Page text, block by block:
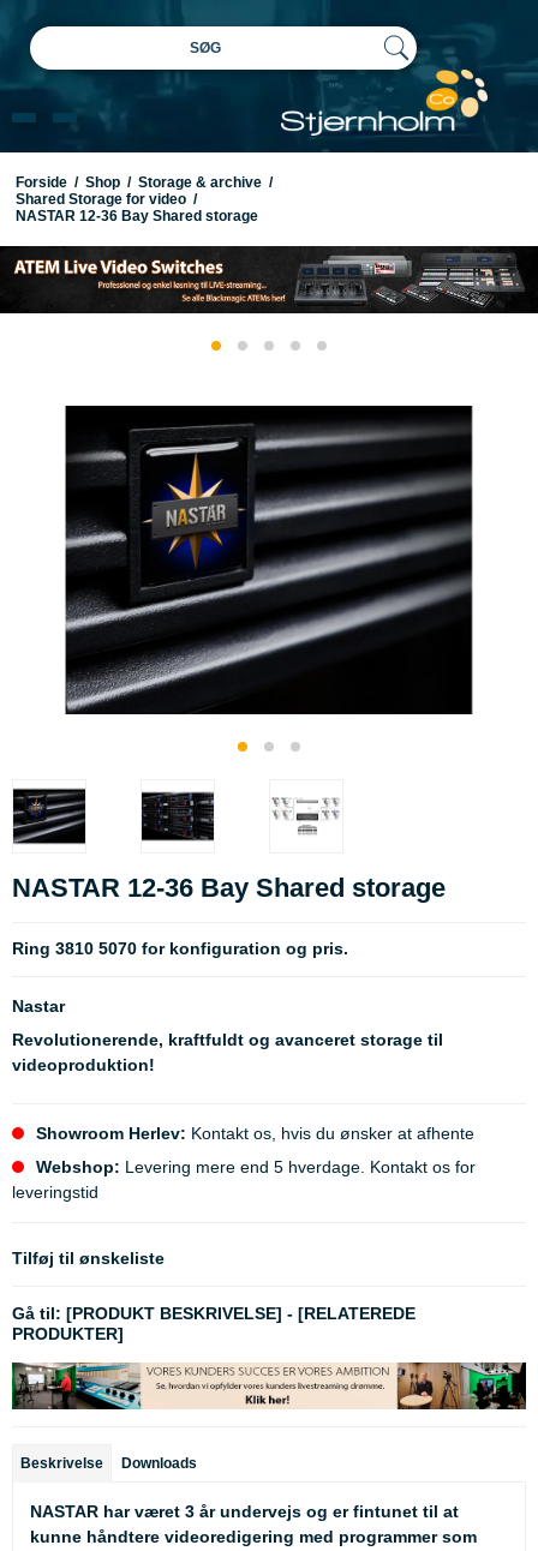
SØG
Forside / Shop / Storage & archive /
Shared Storage for video /
NASTAR 12-36 Bay Shared storage
NASTAR 12-36 Bay Shared storage
Ring 3810 5070 for konfiguration og pris.
Nastar
Revolutionerende, kraftfuldt og avanceret storage til
videoproduktion!
Showroom Herlev: Kontakt os, hvis du ønsker at afhente
Webshop: Levering mere end 5 hverdage. Kontakt os for
leveringstid
Tilføj til ønskeliste
Gå til: [PRODUKT BESKRIVELSE] - [RELATEREDE
PRODUKTER]
Beskrivelse Downloads
NASTAR har været 3 år undervejs og er fintunet til at
kunne håndtere videoredigering med programmer som